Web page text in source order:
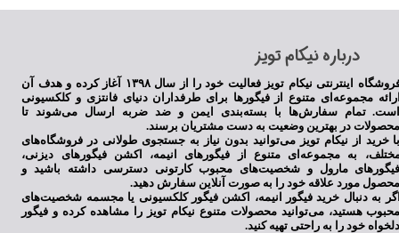
​درباره نیکام تویز
فروشگاه اینترنتی نیکام تویز فعالیت خود را از سال ۱۳۹۸ آغاز کرده و هدف آن
مجموعه‌ای متنوع از فیگورها برای طرفداران دنیای فانتزی و کلکسیونی
تمام سفارش‌ها با بسته‌بندی ایمن و ضد ضربه ارسال می‌شوند تا
در بهترین وضعیت به دست مشتریان برسند.
خرید از نیکام تویز می‌توانید بدون نیاز به جستجوی طولانی در فروشگاه‌های
به مجموعه‌ای متنوع از فیگورهای انیمه، اکشن فیگورهای دیزنی،
مارول و شخصیت‌های محبوب کارتونی دسترسی داشته باشید و
مورد علاقه خود را به صورت آنلاین سفارش دهید.
به دنبال خرید فیگور انیمه، اکشن فیگور کلکسیونی یا مجسمه شخصیت‌های
هستید، می‌توانید محصولات متنوع نیکام تویز را مشاهده کرده و فیگور
خود را به راحتی تهیه کنید.